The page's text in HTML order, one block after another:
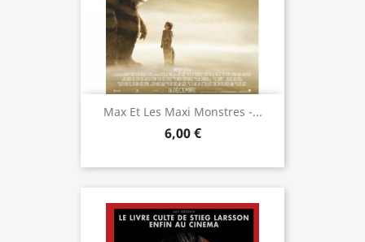
Max Et Les Maxi Monstres -...
6,00 €